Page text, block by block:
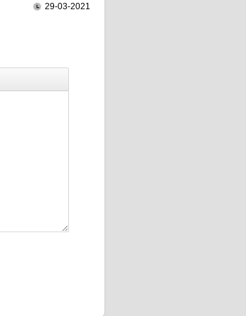
29-03-2021